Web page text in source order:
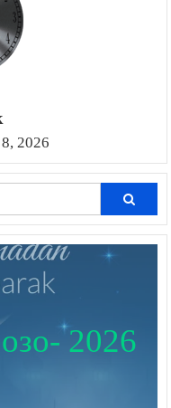
2026
2026